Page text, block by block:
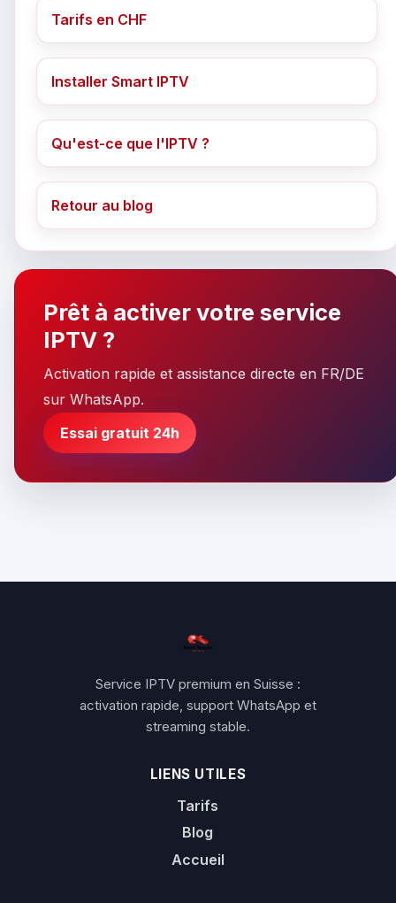
Tarifs en CHF
Installer Smart IPTV
Qu'est-ce que l'IPTV ?
Retour au blog
Prêt à activer votre service
IPTV ?
Activation rapide et assistance directe en FR/DE
sur WhatsApp.
Essai gratuit 24h
Service IPTV premium en Suisse :
activation rapide, support WhatsApp et
streaming stable.
LIENS UTILES
Tarifs
Blog
Accueil